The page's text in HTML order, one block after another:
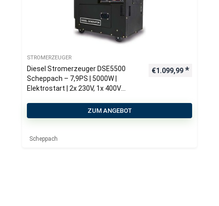
STROMERZEUGER
Diesel Stromerzeuger DSE5500
Scheppach – 7,9PS | 5000W |
Elektrostart | 2x 230V, 1x 400V
€1.099,99
ZUM ANGEBOT
Scheppach